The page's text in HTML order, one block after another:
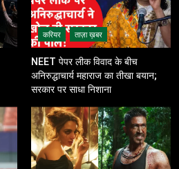
करियर ताज़ा ख़बर
NEET पेपर लीक विवाद के बीच
अनिरुद्धाचार्य महाराज का तीखा बयान;
सरकार पर साधा निशाना